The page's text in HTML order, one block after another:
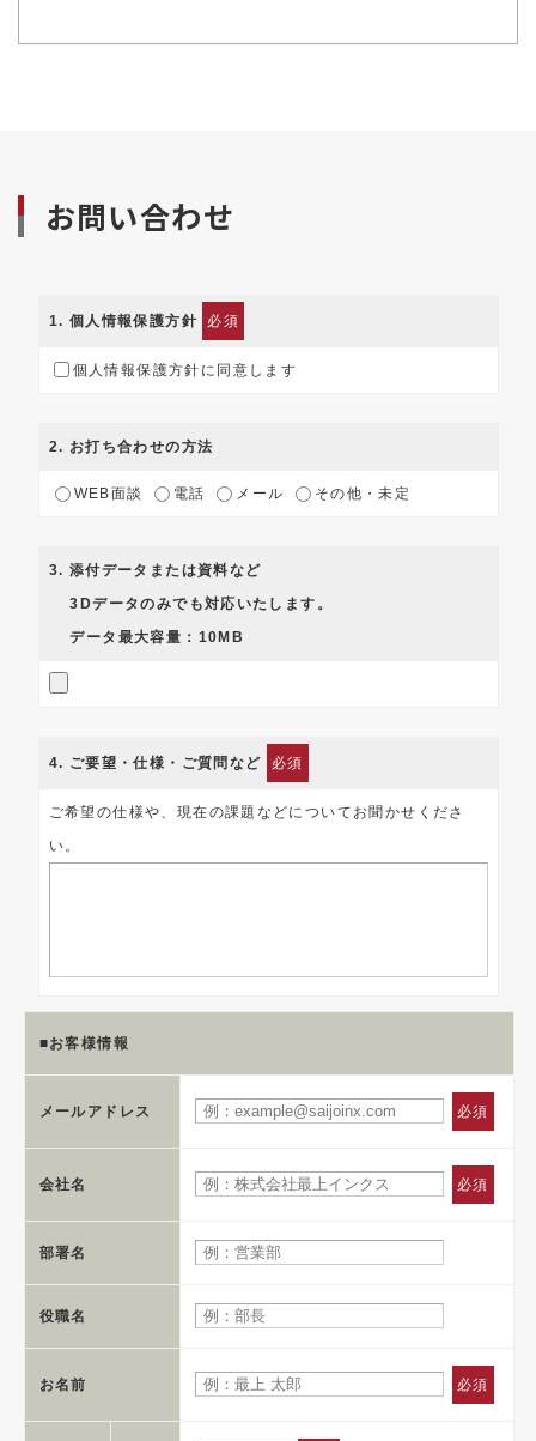
お問い合わせ
1. 個人情報保護方針 必須
個人情報保護方針に同意します
2. お打ち合わせの方法
WEB面談 電話 メール その他・未定
3. 添付データまたは資料など
3Dデータのみでも対応いたします。
データ最大容量：10MB
4. ご要望・仕様・ご質問など 必須
ご希望の仕様や、現在の課題などについてお聞かせくださ
い。
■お客様情報
メールアドレス 必須
会社名 必須
部署名
役職名
お名前 必須